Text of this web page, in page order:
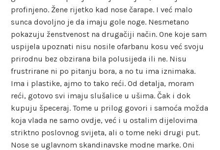
profinjeno. Žene rijetko kad nose čarape. I već malo
sunca dovoljno je da imaju gole noge. Nesmetano
pokazuju ženstvenost na drugačiji način. One koje sam
uspijela upoznati nisu nosile ofarbanu kosu već svoju
prirodnu bez obzirana bila polusijeda ili ne. Nisu
frustrirane ni po pitanju bora, a no tu ima iznimaka.
Ima i plastike, ajmo to tako reći. Od detalja, moram
reći, gotovo svi imaju slušalice u ušima. Čak i dok
kupuju špeceraj. Tome u prilog govori i samoća možda
koja vlada ne samo ovdje, već i u ostalim dijelovima
striktno poslovnog svijeta, ali o tome neki drugi put.
Nose se uglavnom skandinavske modne marke. Oni